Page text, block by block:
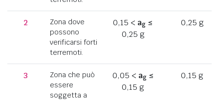
2
Zona dove
possono
verificarsi forti
terremoti.
0,15 < ag ≤
0,25 g
0,25 g
3
Zona che può
essere
soggetta a
0,05 < ag≤
0,15 g
0,15 g